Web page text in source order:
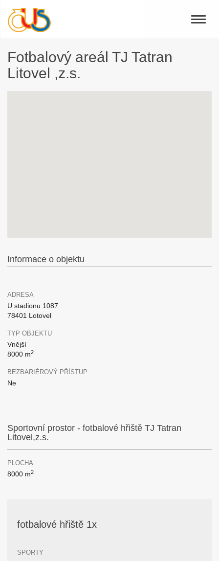
Toggle
Fotbalový areál TJ Tatran
Litovel ,z.s.
Informace o objektu
ADRESA
U stadionu 1087
78401 Lotovel
TYP OBJEKTU
Vnější
8000 m2
BEZBARIÉROVÝ PŘÍSTUP
Ne
Sportovní prostor - fotbalové hřiště TJ Tatran
Litovel,z.s.
PLOCHA
8000 m2
fotbalové hřiště 1x
SPORTY